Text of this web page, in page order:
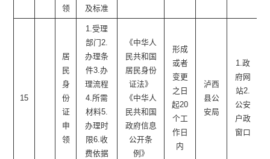
领
及标准
15
居
民
身
份
证
申
领
1.受理
部门2.
办理条
件3.办
理流程
4.所需
材料5.
办理时
限6.收
费依据
《中华人
民共和国
居民身份
证法》
《中华人
民共和国
政府信息
公开条
例》
形成
或者
变更
之日
起20
个工
作日
内
泸西
县公
安局
1.政
府网
站2.
公安
户政
窗口